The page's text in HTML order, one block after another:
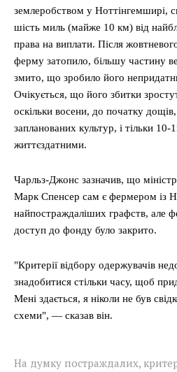
землеробством у Ноттінгемширі,
шість миль (майже 10 км) від
права на виплати. Після
ферму затопило, більшу частину
змито, що зробило його
Очікується, що його збитки
оскільки восени, до початку
запланованих культур, і тільки 10-
життєздатними.
Чарльз-Джонс зазначив, що міністр
Марк Спенсер сам є фермером із
найпостраждаліших графств, але
доступ до фонду було закрито.
"Критерії відбору одержувачів
знадобитися стільки часу, щоб
Мені здається, я ніколи не був
схеми", — сказав він.
На думку постраждалих,